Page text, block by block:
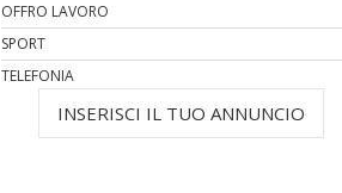
OFFRO LAVORO
SPORT
TELEFONIA
INSERISCI IL TUO ANNUNCIO